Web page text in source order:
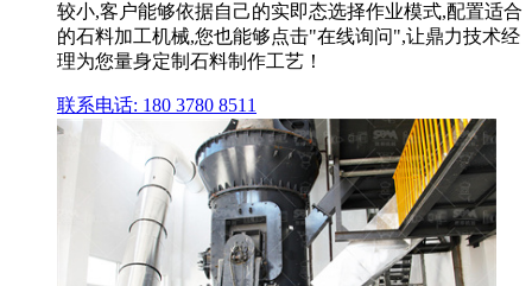
较小,客户能够依据自己的实即态选择作业模式,配置适合
的石料加工机械,您也能够点击"在线询问",让鼎力技术经
理为您量身定制石料制作工艺！
联系电话: 180 3780 8511